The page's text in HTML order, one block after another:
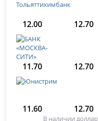
12.00 12.70
11.70 12.70
11.60 12.70
В наличии